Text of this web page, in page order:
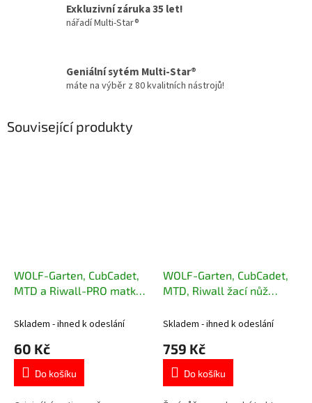
Exkluzivní záruka 35 let!
nářadí Multi-Star®
Geniální sytém Multi-Star®
máte na výběr z 80 kvalitních nástrojů!
Související produkty
WOLF-Garten, CubCadet,
MTD a Riwall-PRO matka
Skladem - ihned k odeslání
60 Kč
Do košíku
WOLF-Garten, CubCadet,
MTD, Riwall žací nůž
Skladem - ihned k odeslání
759 Kč
Do košíku